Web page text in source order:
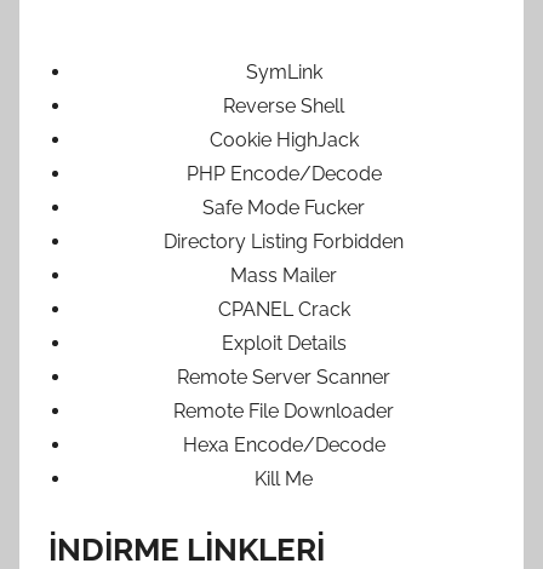
SymLink
Reverse Shell
Cookie HighJack
PHP Encode/Decode
Safe Mode Fucker
Directory Listing Forbidden
Mass Mailer
CPANEL Crack
Exploit Details
Remote Server Scanner
Remote File Downloader
Hexa Encode/Decode
Kill Me
İNDİRME LİNKLERİ